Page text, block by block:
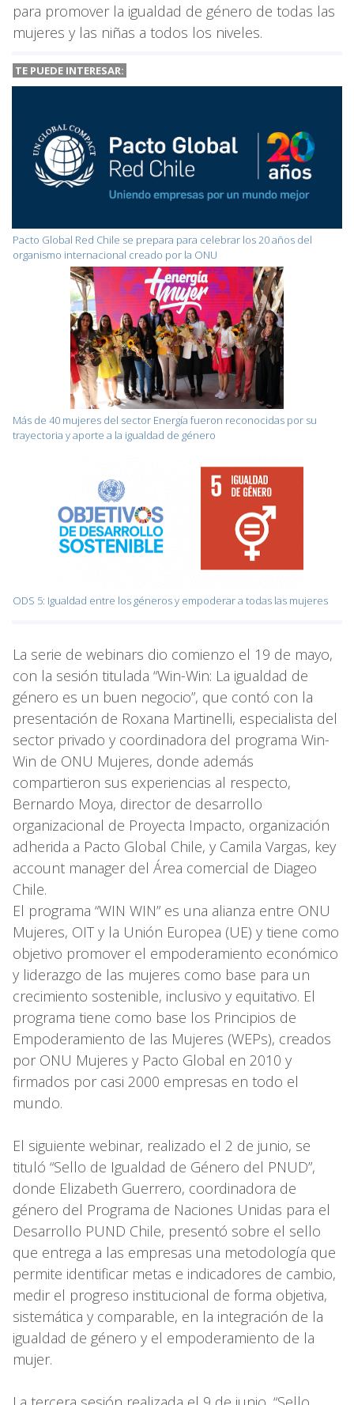
para promover la igualdad de género de todas las
mujeres y las niñas a todos los niveles.
TE PUEDE INTERESAR:
Pacto Global Red Chile se prepara para celebrar los 20 años del
organismo internacional creado por la ONU
Más de 40 mujeres del sector Energía fueron reconocidas por su
trayectoria y aporte a la igualdad de género
ODS 5: Igualdad entre los géneros y empoderar a todas las mujeres
La serie de webinars dio comienzo el 19 de mayo,
con la sesión titulada “Win-Win: La igualdad de
género es un buen negocio”, que contó con la
presentación de Roxana Martinelli, especialista del
sector privado y coordinadora del programa Win-
Win de ONU Mujeres, donde además
compartieron sus experiencias al respecto,
Bernardo Moya, director de desarrollo
organizacional de Proyecta Impacto, organización
adherida a Pacto Global Chile, y Camila Vargas, key
account manager del Área comercial de Diageo
Chile.
El programa “WIN WIN” es una alianza entre ONU
Mujeres, OIT y la Unión Europea (UE) y tiene como
objetivo promover el empoderamiento económico
y liderazgo de las mujeres como base para un
crecimiento sostenible, inclusivo y equitativo. El
programa tiene como base los Principios de
Empoderamiento de las Mujeres (WEPs), creados
por ONU Mujeres y Pacto Global en 2010 y
firmados por casi 2000 empresas en todo el
mundo.
El siguiente webinar, realizado el 2 de junio, se
tituló “Sello de Igualdad de Género del PNUD”,
donde Elizabeth Guerrero, coordinadora de
género del Programa de Naciones Unidas para el
Desarrollo PUND Chile, presentó sobre el sello
que entrega a las empresas una metodología que
permite identificar metas e indicadores de cambio,
medir el progreso institucional de forma objetiva,
sistemática y comparable, en la integración de la
igualdad de género y el empoderamiento de la
mujer.